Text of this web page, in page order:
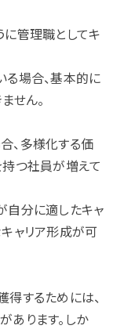
管理職としてキ
る場合、基本的に
せん。
、多様化する価
つ社員が増えて
自分に適したキャ
ャリア形成が可
するためには、
ります。しか